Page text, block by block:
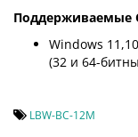
Поддерживаемые
Windows
(32 и 64-
LBW-BC-12M